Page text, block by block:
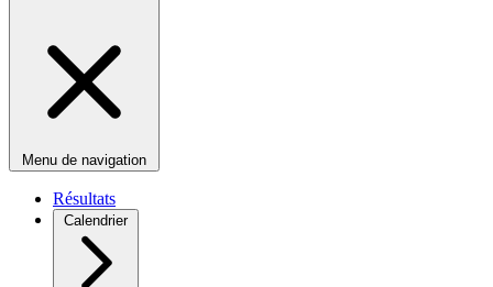
Menu de navigation
Résultats
Calendrier